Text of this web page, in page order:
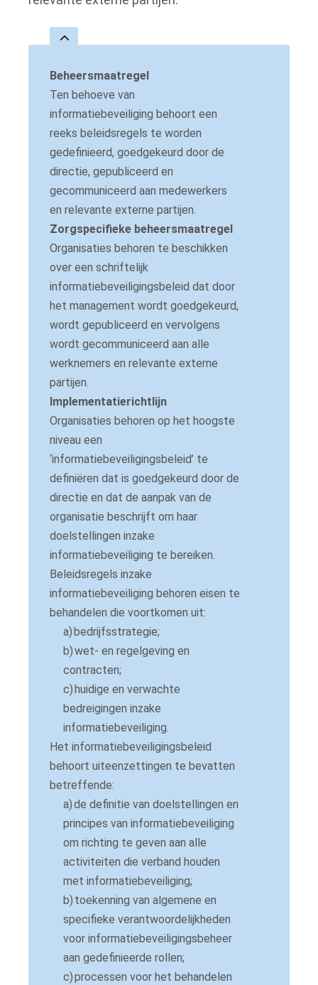
Beheersmaatregel
Ten behoeve van
informatiebeveiliging behoort een
reeks beleidsregels te worden
gedefinieerd, goedgekeurd door de
directie, gepubliceerd en
gecommuniceerd aan medewerkers
en relevante externe partijen.
Zorgspecifieke beheersmaatregel
Organisaties behoren te beschikken
over een schriftelijk
informatiebeveiligingsbeleid dat door
het management wordt goedgekeurd,
wordt gepubliceerd en vervolgens
wordt gecommuniceerd aan alle
werknemers en relevante externe
partijen.
Implementatierichtlijn
Organisaties behoren op het hoogste
niveau een
‘informatiebeveiligingsbeleid’ te
definiëren dat is goedgekeurd door de
directie en dat de aanpak van de
organisatie beschrijft om haar
doelstellingen inzake
informatiebeveiliging te bereiken.
Beleidsregels inzake
informatiebeveiliging behoren eisen te
behandelen die voortkomen uit:
a) bedrijfsstrategie;
b)wet- en regelgeving en
contracten;
c) huidige en verwachte
bedreigingen inzake
informatiebeveiliging.
Het informatiebeveiligingsbeleid
behoort uiteenzettingen te bevatten
betreffende:
a)de definitie van doelstellingen en
principes van informatiebeveiliging
om richting te geven aan alle
activiteiten die verband houden
met informatiebeveiliging;
b) toekenning van algemene en
specifieke verantwoordelijkheden
voor informatiebeveiligingsbeheer
aan gedefinieerde rollen;
c)processen voor het behandelen